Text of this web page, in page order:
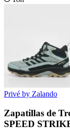
Privé by Zalando
Zapatillas de
SPEED